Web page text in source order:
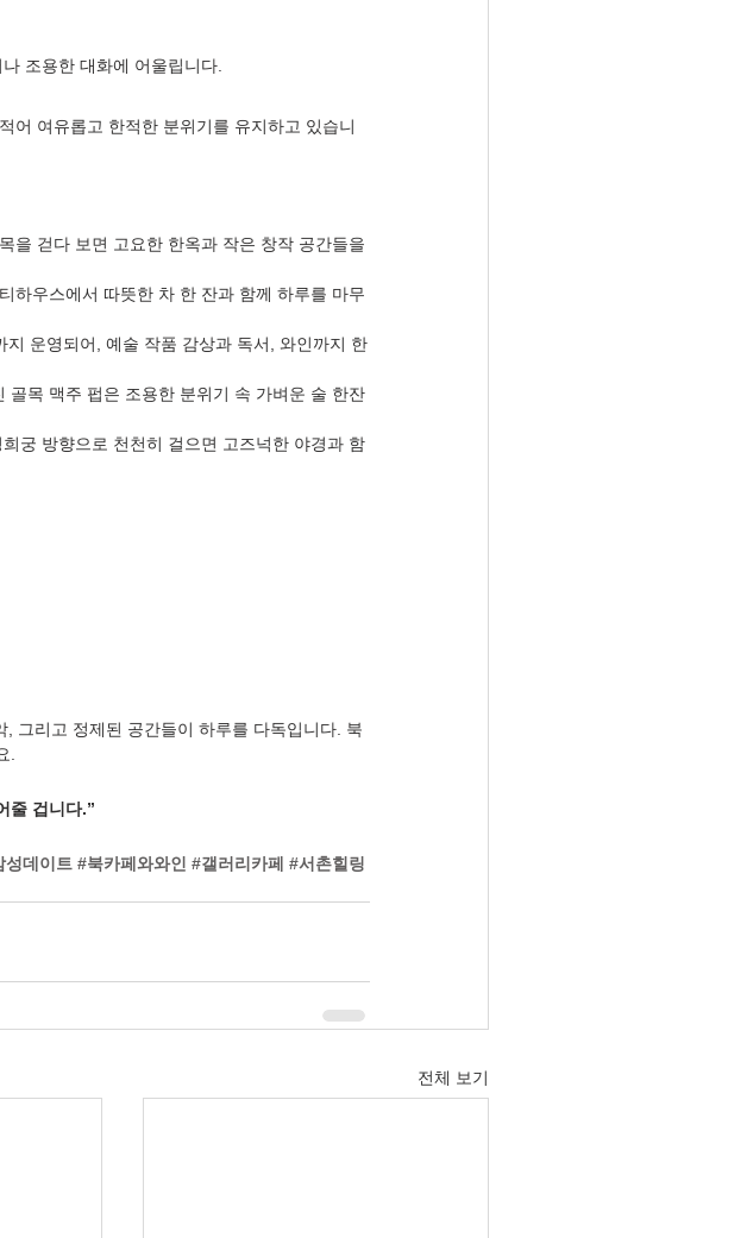
조용한 대화에 어울립니다.
어 여유롭고 한적한 분위기를 유지하고 있습니
을 걷다 보면 고요한 한옥과 작은 창작 공간들을
하우스에서 따뜻한 차 한 잔과 함께 하루를 마무
운영되어, 예술 작품 감상과 독서, 와인까지 한
목 맥주 펍은 조용한 분위기 속 가벼운 술 한잔
궁 방향으로 천천히 걸으면 고즈넉한 야경과 함
그리고 정제된 공간들이 하루를 다독입니다. 북
.
줄 겁니다.”
성데이트 #북카페와와인 #갤러리카페 #서촌힐링
전체 보기